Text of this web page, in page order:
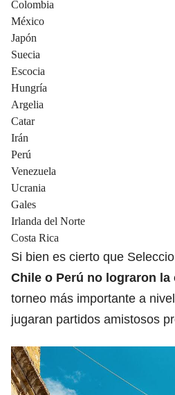
Colombia
México
Japón
Suecia
Escocia
Hungría
Argelia
Catar
Irán
Perú
Venezuela
Ucrania
Gales
Irlanda del Norte
Costa Rica
Si bien es cierto que
Chile o Perú no lograron
torneo más importante a
jugaran partidos amistosos